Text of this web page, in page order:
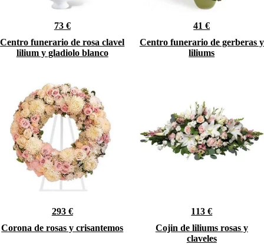
73 €
Centro funerario de rosa clavel
lilium y gladiolo blanco
41 €
Centro funerario de gerberas y
liliums
293 €
Corona de rosas y crisantemos
113 €
Cojin de liliums rosas y
claveles